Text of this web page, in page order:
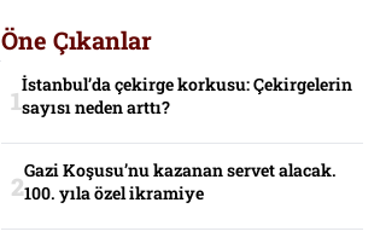
Öne Çıkanlar
İstanbul’da çekirge korkusu: Çekirgelerin
sayısı neden arttı?
Gazi Koşusu’nu kazanan servet alacak.
100. yıla özel ikramiye